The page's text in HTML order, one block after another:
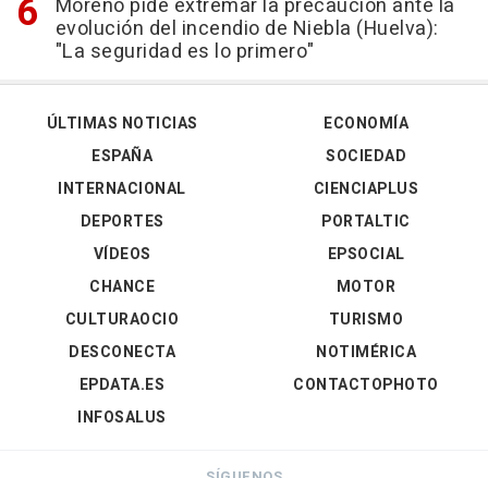
evolución del incendio de Niebla (Huelva):
"La seguridad es lo primero"
ÚLTIMAS NOTICIAS
ESPAÑA
INTERNACIONAL
DEPORTES
VÍDEOS
ECONOMÍA
SOCIEDAD
CIENCIAPLUS
PORTALTIC
EPSOCIAL
CHANCE
CULTURAOCIO
DESCONECTA
EPDATA.ES
INFOSALUS
MOTOR
TURISMO
NOTIMÉRICA
CONTACTOPHOTO